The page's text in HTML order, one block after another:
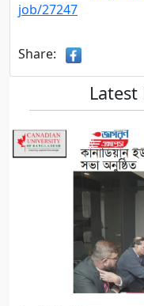
job/27247
Share:
Latest